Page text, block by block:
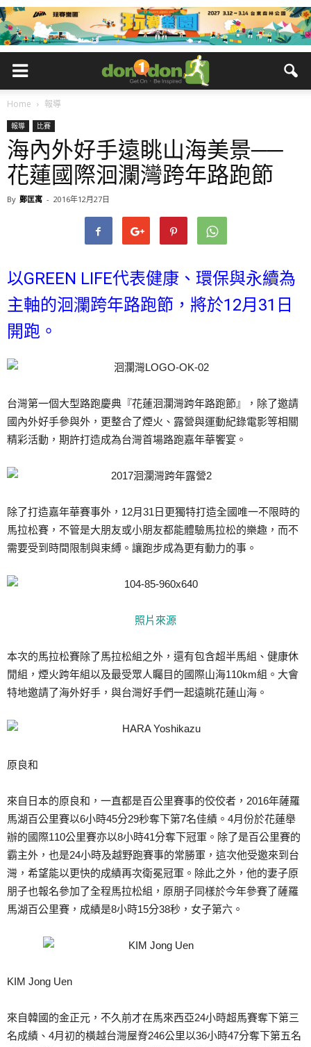
Home 報導
報導 比賽
海內外好手遠眺山海美景──
花蓮國際洄瀾灣跨年路跑節
By 鄭匡寓 - 2016年12月27日
以GREEN LIFE代表健康、環保與永續為
主軸的洄瀾跨年路跑節，將於12月31日
開跑。
台灣第一個大型路跑慶典『花蓮洄瀾灣跨年路跑節』，除了邀請
國內外好手參與外，更整合了煙火、露營與運動紀錄電影等相關
精彩活動，期許打造成為台灣首場路跑嘉年華饗宴。
除了打造嘉年華賽事外，12月31日更獨特打造全國唯一不限時的
馬拉松賽，不管是大朋友或小朋友都能體驗馬拉松的樂趣，而不
需要受到時間限制與束縛。讓跑步成為更有動力的事。
照片來源
本次的馬拉松賽除了馬拉松組之外，還有包含超半馬組、健康休
閒組，煙火跨年組以及最受眾人矚目的國際山海110km組。大會
特地邀請了海外好手，與台灣好手們一起遠眺花蓮山海。
原良和
來自日本的原良和，一直都是百公里賽事的佼佼者，2016年薩羅
馬湖百公里賽以6小時45分29秒奪下第7名佳績。4月份於花蓮舉
辦的國際110公里賽亦以8小時41分奪下冠軍。除了是百公里賽的
霸主外，也是24小時及越野跑賽事的常勝軍，這次他受邀來到台
灣，希望能以更快的成績再次衛冕冠軍。除此之外，他的妻子原
朋子也報名參加了全程馬拉松組，原朋子同樣於今年參賽了薩羅
馬湖百公里賽，成績是8小時15分38秒，女子第六。
KIM Jong Uen
來自韓國的金正元，不久前才在馬來西亞24小時超馬賽奪下第三
名成績、4月初的橫越台灣屋脊246公里以36小時47分奪下第五名